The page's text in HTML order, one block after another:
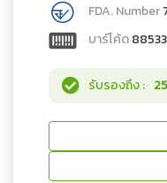
FDA. Number
บาร์โค้ด
รับรองถึง :